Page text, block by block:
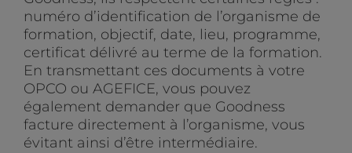
numéro d’identification de l’organisme de
formation, objectif, date, lieu, programme,
certificat délivré au terme de la formation.
En transmettant ces documents à votre
OPCO ou AGEFICE, vous pouvez
également demander que Goodness
facture directement à l’organisme, vous
évitant ainsi d’être intermédiaire.